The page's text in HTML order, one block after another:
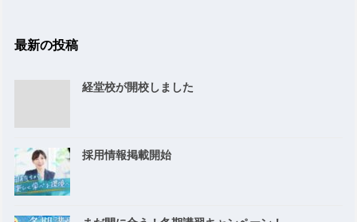
最新の投稿
経堂校が開校しました
採用情報掲載開始